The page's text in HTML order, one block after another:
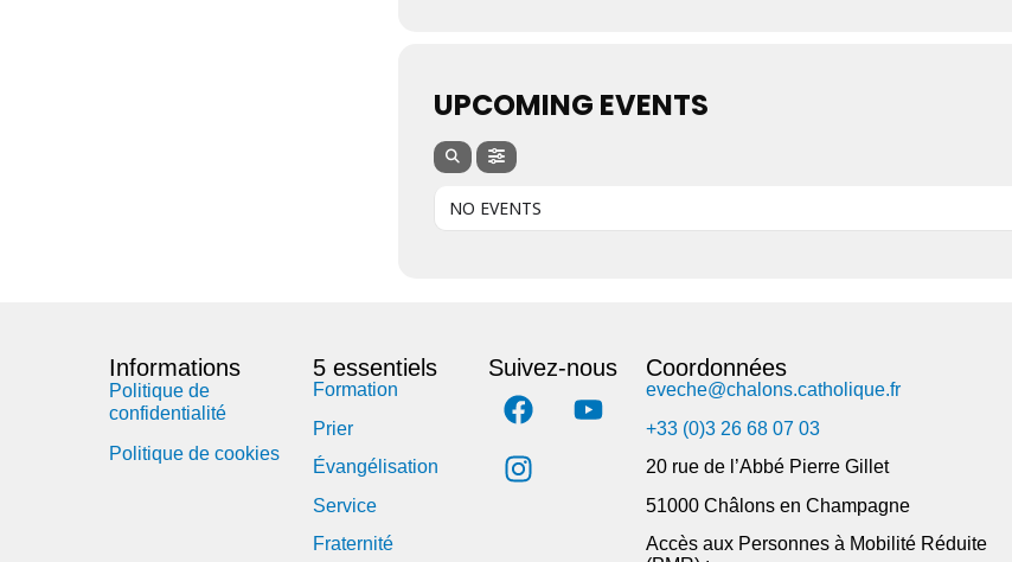
UPCOMING EVENTS
NO EVENTS
Informations
Politique de
confidentialité
Politique de cookies
5 essentiels
Formation
Prier
Évangélisation
Service
Fraternité
Suivez-nous Coordonnées
eveche@chalons.catholique.fr
+33 (0)3 26 68 07 03
20 rue de l’Abbé Pierre Gillet
51000 Châlons en Champagne
Accès aux Personnes à Mobilité Réduite